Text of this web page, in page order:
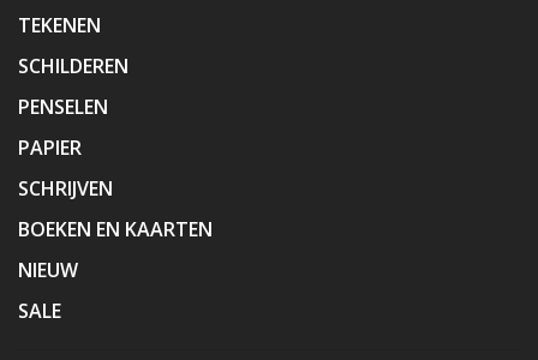
TEKENEN
SCHILDEREN
PENSELEN
PAPIER
SCHRIJVEN
BOEKEN EN KAARTEN
NIEUW
SALE